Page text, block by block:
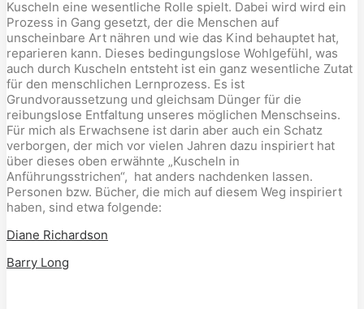
Kuscheln eine wesentliche Rolle spielt. Dabei wird wird ein
Prozess in Gang gesetzt, der die Menschen auf
unscheinbare Art nähren und wie das Kind behauptet hat,
reparieren kann. Dieses bedingungslose Wohlgefühl, was
auch durch Kuscheln entsteht ist ein ganz wesentliche Zutat
für den menschlichen Lernprozess. Es ist
Grundvoraussetzung und gleichsam Dünger für die
reibungslose Entfaltung unseres möglichen Menschseins.
Für mich als Erwachsene ist darin aber auch ein Schatz
verborgen, der mich vor vielen Jahren dazu inspiriert hat
über dieses oben erwähnte „Kuscheln in
Anführungsstrichen“, hat anders nachdenken lassen.
Personen bzw. Bücher, die mich auf diesem Weg inspiriert
haben, sind etwa folgende:
Diane Richardson
Barry Long